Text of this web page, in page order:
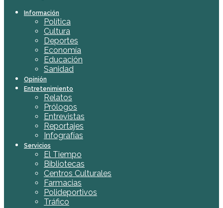
Información
Política
Cultura
Deportes
Economía
Educación
Sanidad
Opinión
Entretenimiento
Relatos
Prólogos
Entrevistas
Reportajes
Infografías
Servicios
El Tiempo
Bibliotecas
Centros Culturales
Farmacias
Polideportivos
Tráfico